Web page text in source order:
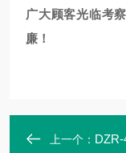
广大顾客光临考
廉！
上一个：